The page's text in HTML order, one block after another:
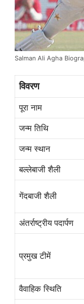
Salman Ali Agha
विवरण
पूरा नाम
जन्म तिथि
जन्म स्थान
बल्लेबाजी शैली
गेंदबाजी शैली
अंतर्राष्ट्रीय पदार्पण
प्रमुख टीमें
वैवाहिक स्थिति